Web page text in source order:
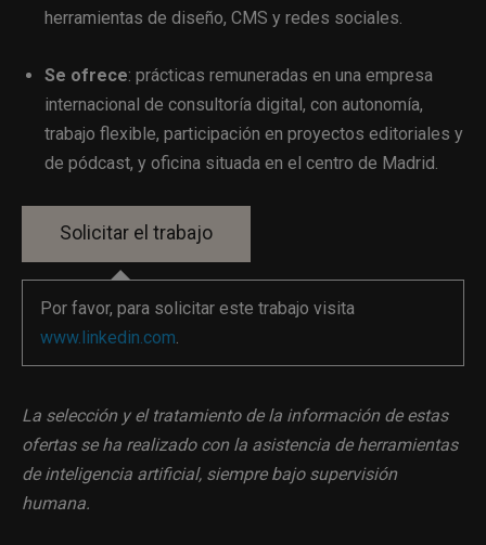
herramientas de diseño, CMS y redes sociales.
Se ofrece: prácticas remuneradas en una empresa
internacional de consultoría digital, con autonomía,
trabajo flexible, participación en proyectos editoriales y
de pódcast, y oficina situada en el centro de Madrid.
Por favor, para solicitar este trabajo visita
www.linkedin.com.
La selección y el tratamiento de la información de estas
ofertas se ha realizado con la asistencia de herramientas
de inteligencia artificial, siempre bajo supervisión
humana.